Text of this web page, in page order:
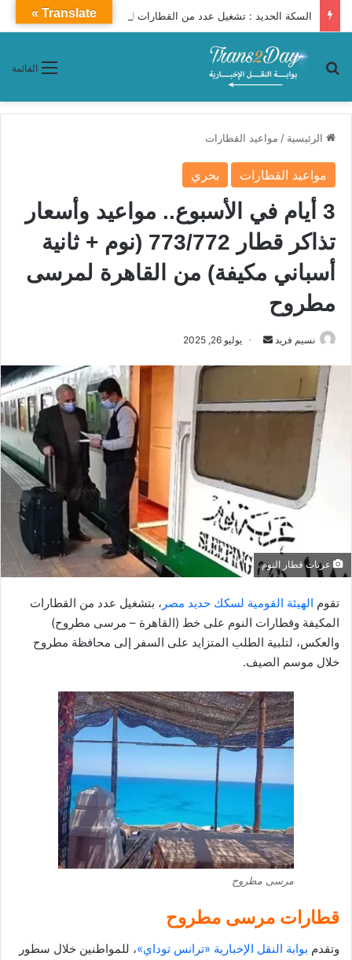
السكة الحديد : تشغيل عدد من القطارات الإضافية بين القاهرة وأسيوط والعكس يوميا خلال المدة من 12 – 22 / 8 / 2026
القائمة بحث عن
الرئيسية / مواعيد القطارات
مواعيد القطارات بحري
3 أيام في الأسبوع.. مواعيد وأسعار
تذاكر قطار 773/772 (نوم + ثانية
أسباني مكيفة) من القاهرة لمرسى
مطروح
نسيم فريد
ل
ب
ا
إ
ل
ك
ت
و
ن
ا
يوليو 26, 2025
عربات قطار النوم
تقوم الهيئة القومية لسكك حديد مصر ، بتشغيل عدد من القطارات
المكيفة وقطارات النوم على خط (القاهرة – مرسى مطروح)
والعكس، لتلبية الطلب المتزايد على السفر إلى محافظة مطروح
خلال موسم الصيف.
مرسى مطروح
قطارات مرسى مطروح
وتقدم بوابة النقل الإخبارية «ترانس توداي»، للمواطنين خلال سطور
Translate »